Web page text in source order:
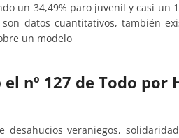
un 34,49% paro juvenil y casi un
datos cuantitativos, también
un modelo
nº 127 de Todo por
desahucios veraniegos,